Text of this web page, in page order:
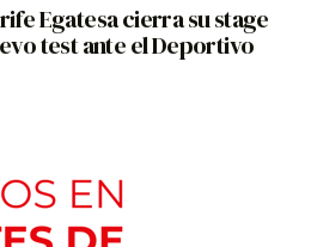
Egatesa cierra su stage
test ante el Deportivo